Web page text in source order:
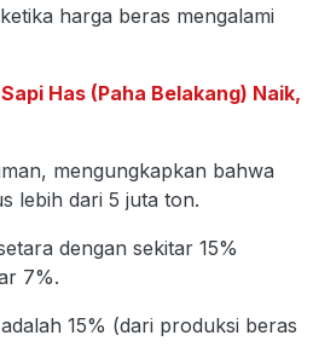
harga beras mengalami
Has (Paha Belakang) Naik,
mengungkapkan bahwa
lebih dari 5 juta ton.
dengan sekitar 15%
7%.
15% (dari produksi beras